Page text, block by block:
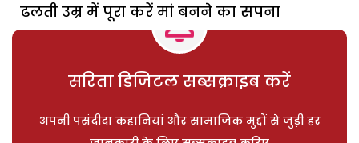
ढलती उम्र में पूरा करें मां बनने का सपना
सरिता डिजिटल सब्सक्राइब करें
अपनी पसंदीदा कहानियां और सामाजिक मुद्दों से जुड़ी हर